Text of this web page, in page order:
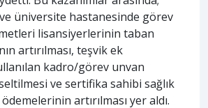
ve üniversite hastanesinde görev
lisansiyerlerinin taban
artırılması, teşvik ek
kadro/görev unvan
ve sertifika sahibi sağlık
artırılması yer aldı.